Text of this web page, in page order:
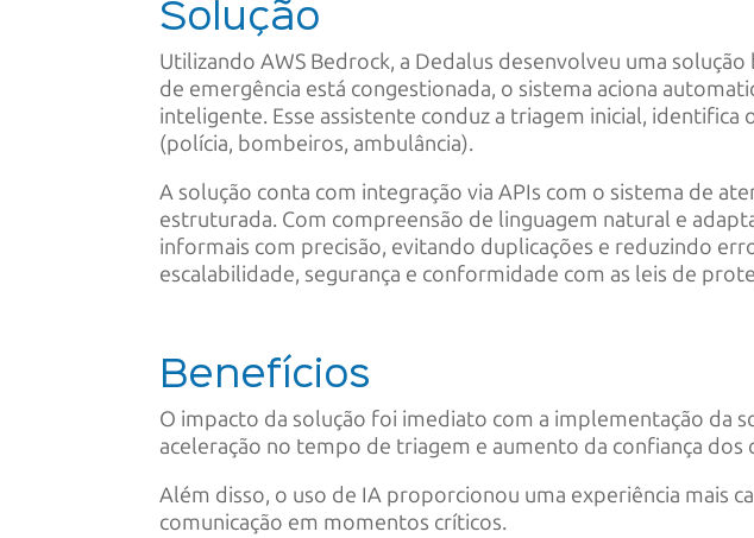
Solução
Utilizando AWS Bedrock, a Dedalus desenvolveu uma
de emergência está congestionada, o sistema aciona
inteligente. Esse assistente conduz a triagem inicial,
(polícia, bombeiros, ambulância).
A solução conta com integração via APIs com o sistema de
estruturada. Com compreensão de linguagem natural e
informais com precisão, evitando duplicações e reduzindo
escalabilidade, segurança e conformidade com as leis de
Benefícios
O impacto da solução foi imediato com a implementação da
aceleração no tempo de triagem e aumento da confiança dos
Além disso, o uso de IA proporcionou uma experiência mais
comunicação em momentos críticos.